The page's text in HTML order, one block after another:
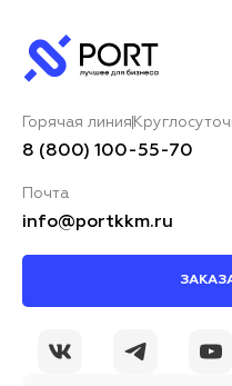
Горячая линия
8 (800) 100-55-70
Почта
info@portkkm.ru